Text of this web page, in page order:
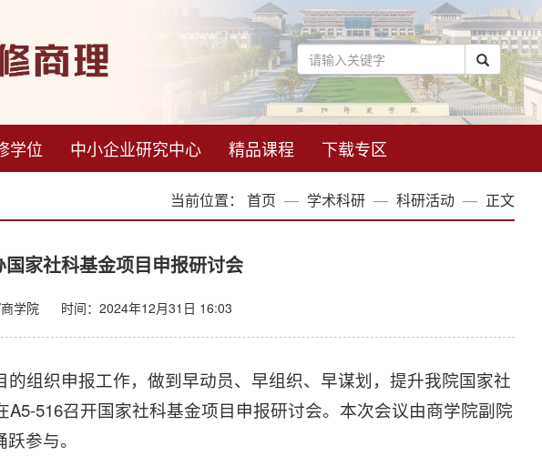
学位 中小企业研究中心 精品课程 下载专区
当前位置： 首页 学术科研 科研活动 正文
国家社科基金项目申报研讨会
学院 时间：2024年12月31日 16:03
组织申报工作，做到早动员、早组织、早谋划，提升我院国家社
516召开国家社科基金项目申报研讨会。本次会议由商学院副院
参与。